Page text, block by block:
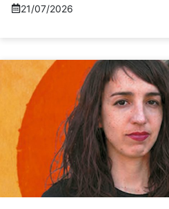
21/07/2026